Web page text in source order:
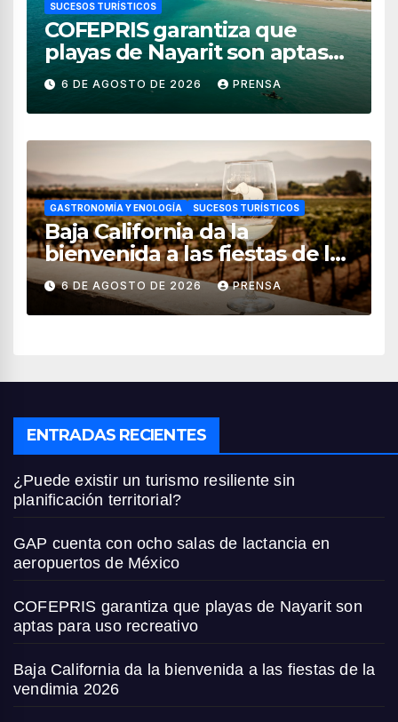
SUCESOS TURÍSTICOS
COFEPRIS garantiza que
playas de Nayarit son aptas
para uso recreativo
6 DE AGOSTO DE 2026 PRENSA
GASTRONOMÍA Y ENOLOGÍA SUCESOS TURÍSTICOS
Baja California da la
bienvenida a las fiestas de la
vendimia 2026
6 DE AGOSTO DE 2026 PRENSA
ENTRADAS RECIENTES
¿Puede existir un turismo resiliente sin
planificación territorial?
GAP cuenta con ocho salas de lactancia en
aeropuertos de México
COFEPRIS garantiza que playas de Nayarit son
aptas para uso recreativo
Baja California da la bienvenida a las fiestas de la
vendimia 2026